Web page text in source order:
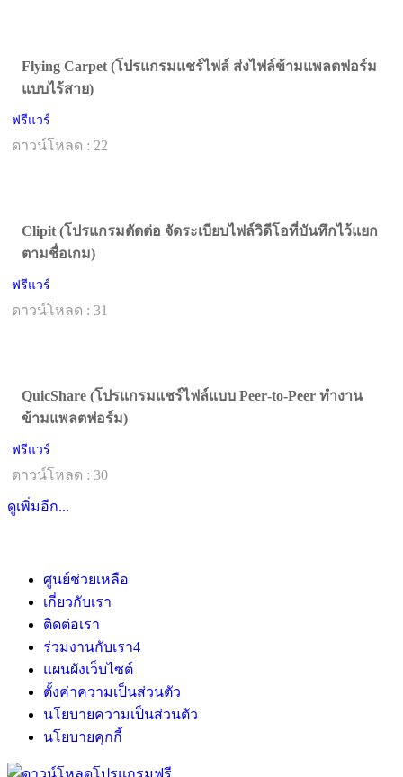
Flying Carpet (โปรแกรมแชร์ไฟล์ ส่งไฟล์ข้ามแพลตฟอร์ม
แบบไร้สาย)
ฟรีแวร์
ดาวน์โหลด : 22
Clipit (โปรแกรมตัดต่อ จัดระเบียบไฟล์วิดีโอที่บันทึกไว้แยก
ตามชื่อเกม)
ฟรีแวร์
ดาวน์โหลด : 31
QuicShare (โปรแกรมแชร์ไฟล์แบบ Peer‑to‑Peer ทำงาน
ข้ามแพลตฟอร์ม)
ฟรีแวร์
ดาวน์โหลด : 30
ดูเพิ่มอีก...
ศูนย์ช่วยเหลือ
เกี่ยวกับเรา
ติดต่อเรา
ร่วมงานกับเรา4
แผนผังเว็บไซต์
ตั้งค่าความเป็นส่วนตัว
นโยบายความเป็นส่วนตัว
นโยบายคุกกี้